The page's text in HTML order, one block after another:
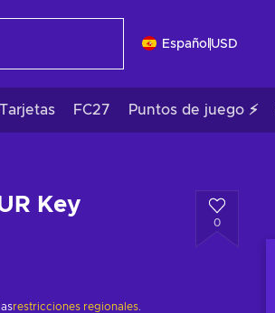
Español USD
FC27 Puntos de juego ⚡
Key
0
restricciones regionales